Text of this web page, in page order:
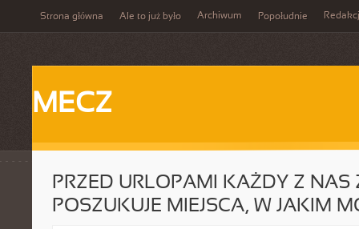
Strona główna Ale to już było Archiwum Popołudnie
MECZ
PRZED URLOPAMI KAŻDY Z NAS
POSZUKUJE MIEJSCA, W JAKIM